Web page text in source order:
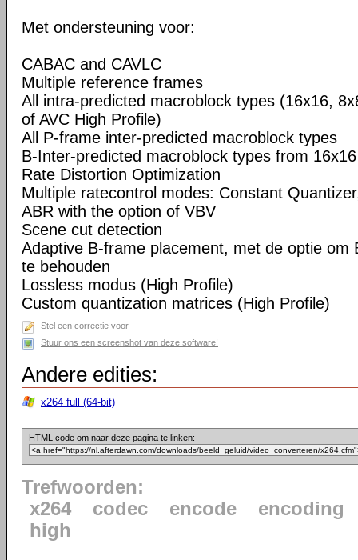
Met ondersteuning voor:
CABAC and CAVLC
Multiple reference frames
All intra-predicted macroblock types (16x16,
of AVC High Profile)
All P-frame inter-predicted macroblock types
B-Inter-predicted macroblock types from
Rate Distortion Optimization
Multiple ratecontrol modes: Constant
ABR with the option of VBV
Scene cut detection
Adaptive B-frame placement, met de optie om
te behouden
Lossless modus (High Profile)
Custom quantization matrices (High Profile)
Stel een correctie voor
Stuur ons een screenshot van deze software!
Andere edities:
x264 full (64-bit)
HTML code om naar deze pagina te linken:
Trefwoorden:
x264
codec encode
encoding
high